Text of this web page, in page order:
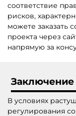
соответствие
рисков,
можете заказать
проекта через
напрямую за
Заключение
В условиях
регулирования